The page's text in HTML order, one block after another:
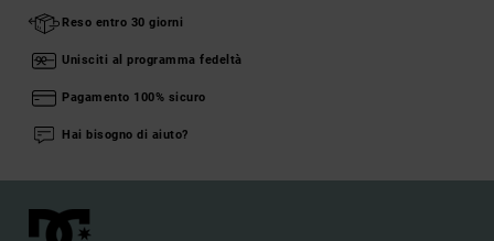
Reso entro 30 giorni
Unisciti al programma fedeltà
Pagamento 100% sicuro
Hai bisogno di aiuto?